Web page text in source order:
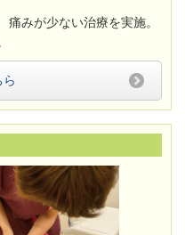
みが少ない治療を実施。